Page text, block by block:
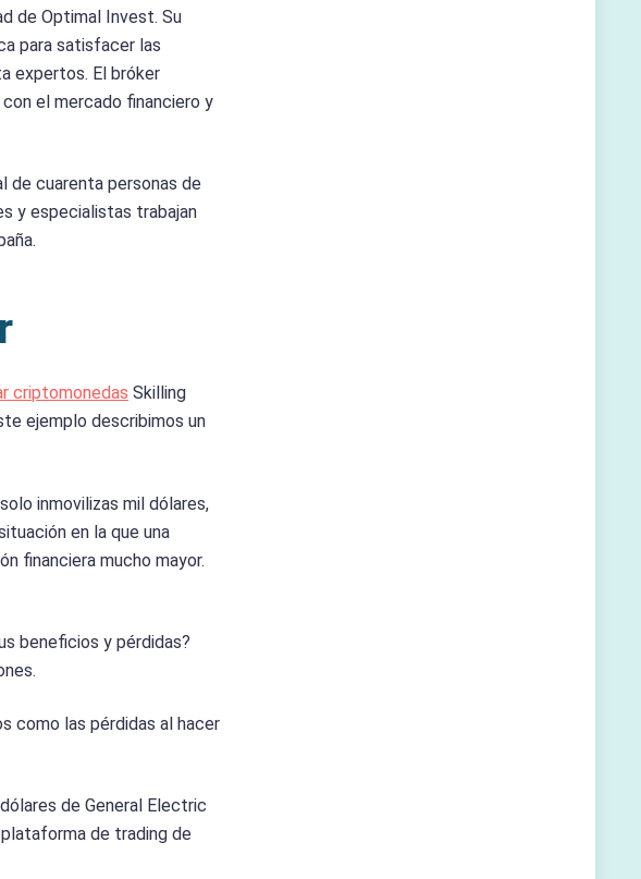
de Optimal Invest. Su
para satisfacer las
expertos. El bróker
el mercado financiero y
de cuarenta personas de
y especialistas trabajan
criptomonedas Skilling
ejemplo describimos un
inmovilizas mil dólares,
en la que una
financiera mucho mayor.
beneficios y pérdidas?
como las pérdidas al hacer
de General Electric
de trading de